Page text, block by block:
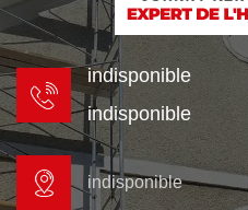
indisponible
indisponible
indisponible